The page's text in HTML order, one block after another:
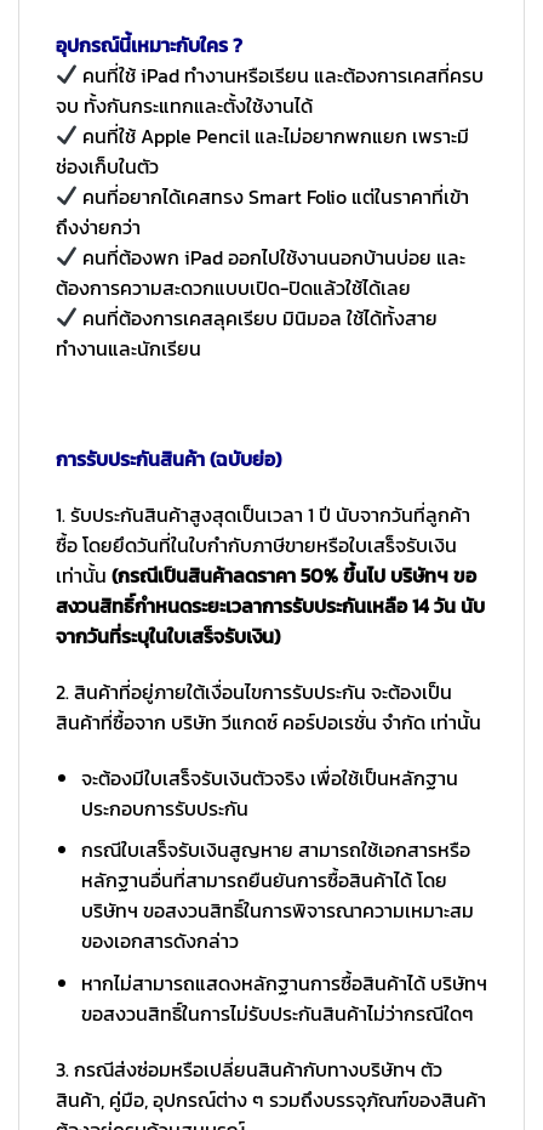
อุปกรณ์นี้เหมาะกับใคร ?
คนที่ใช้ iPad ทำงานหรือเรียน และต้องการเคสที่ครบ
จบ ทั้งกันกระแทกและตั้งใช้งานได้
คนที่ใช้ Apple Pencil และไม่อยากพกแยก เพราะมี
ช่องเก็บในตัว
คนที่อยากได้เคสทรง Smart Folio แต่ในราคาที่เข้า
ถึงง่ายกว่า
คนที่ต้องพก iPad ออกไปใช้งานนอกบ้านบ่อย และ
ต้องการความสะดวกแบบเปิด-ปิดแล้วใช้ได้เลย
คนที่ต้องการเคสลุคเรียบ มินิมอล ใช้ได้ทั้งสาย
ทำงานและนักเรียน
การรับประกันสินค้า (ฉบับย่อ)
1. รับประกันสินค้าสูงสุดเป็นเวลา 1 ปี นับจากวันที่ลูกค้า
ซื้อ โดยยึดวันที่ในใบกำกับภาษีขายหรือใบเสร็จรับเงิน
เท่านั้น (กรณีเป็นสินค้าลดราคา 50% ขึ้นไป บริษัทฯ ขอ
สงวนสิทธิ์กำหนดระยะเวลาการรับประกันเหลือ 14 วัน นับ
จากวันที่ระบุในใบเสร็จรับเงิน)
2. สินค้าที่อยู่ภายใต้เงื่อนไขการรับประกัน จะต้องเป็น
สินค้าที่ซื้อจาก บริษัท วีแกดซ์ คอร์ปอเรชั่น จำกัด เท่านั้น
จะต้องมีใบเสร็จรับเงินตัวจริง เพื่อใช้เป็นหลักฐาน
ประกอบการรับประกัน
กรณีใบเสร็จรับเงินสูญหาย สามารถใช้เอกสารหรือ
หลักฐานอื่นที่สามารถยืนยันการซื้อสินค้าได้ โดย
บริษัทฯ ขอสงวนสิทธิ์ในการพิจารณาความเหมาะสม
ของเอกสารดังกล่าว
หากไม่สามารถแสดงหลักฐานการซื้อสินค้าได้ บริษัทฯ
ขอสงวนสิทธิ์ในการไม่รับประกันสินค้าไม่ว่ากรณีใดๆ
3. กรณีส่งซ่อมหรือเปลี่ยนสินค้ากับทางบริษัทฯ ตัว
สินค้า, คู่มือ, อุปกรณ์ต่าง ๆ รวมถึงบรรจุภัณฑ์ของสินค้า